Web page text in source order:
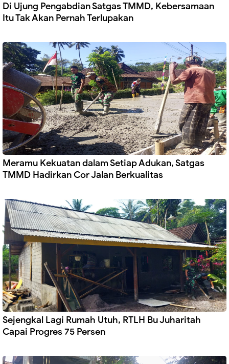
Di Ujung Pengabdian Satgas TMMD, Kebersamaan
Itu Tak Akan Pernah Terlupakan
Meramu Kekuatan dalam Setiap Adukan, Satgas
TMMD Hadirkan Cor Jalan Berkualitas
Sejengkal Lagi Rumah Utuh, RTLH Bu Juharitah
Capai Progres 75 Persen